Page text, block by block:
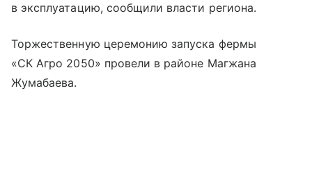
в эксплуатацию, сообщили власти региона.
Торжественную церемонию запуска фермы
«СК Агро 2050» провели в районе Магжана
Жумабаева.